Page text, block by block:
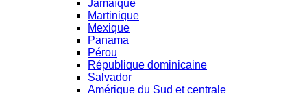
Jamaïque
Martinique
Mexique
Panama
Pérou
République dominicaine
Salvador
Amérique du Sud et centrale